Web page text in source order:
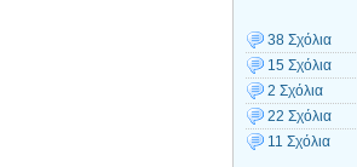
38 Σχόλια
15 Σχόλια
2 Σχόλια
22 Σχόλια
11 Σχόλια